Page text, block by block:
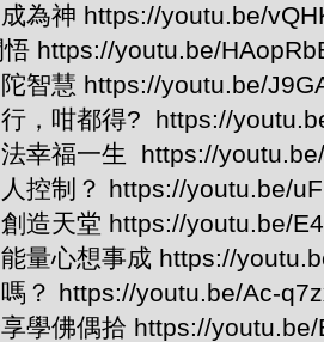
為神 https://youtu.be/
https://youtu.be/
智慧 https://youtu.be/
，咁都得? https://
幸福一生 https://
控制？ https://youtu.be/
造天堂 https://youtu.be/
量心想事成 https://
？ https://youtu.be/Ac-
學佛偶拾 https://